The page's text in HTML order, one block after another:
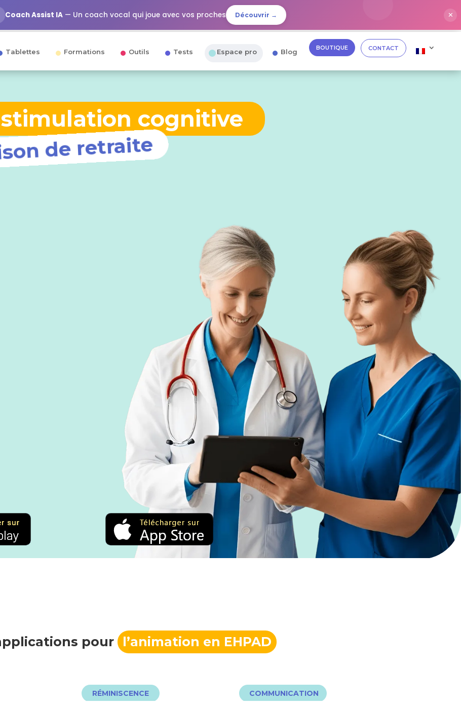
Coach Assist IA— Un coach vocal qui joue avec vos proches Découvrir → ✕
Tablettes Formations Outils Tests Espace pro Blog BOUTIQUE CONTACT
stimulation cognitive
de retraite
pour l’animation en EHPAD
RÉMINISCENCE COMMUNICATION